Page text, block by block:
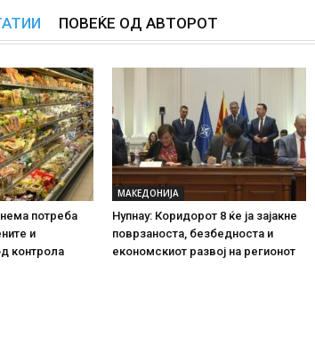
ПОВЕЌЕ ОД АВТОРОТ
потреба
и
контрола
МАКЕДОНИЈА
Нупнау: Коридорот 8 ќе ја зајакне
поврзаноста, безбедноста и
економскиот развој на регионот